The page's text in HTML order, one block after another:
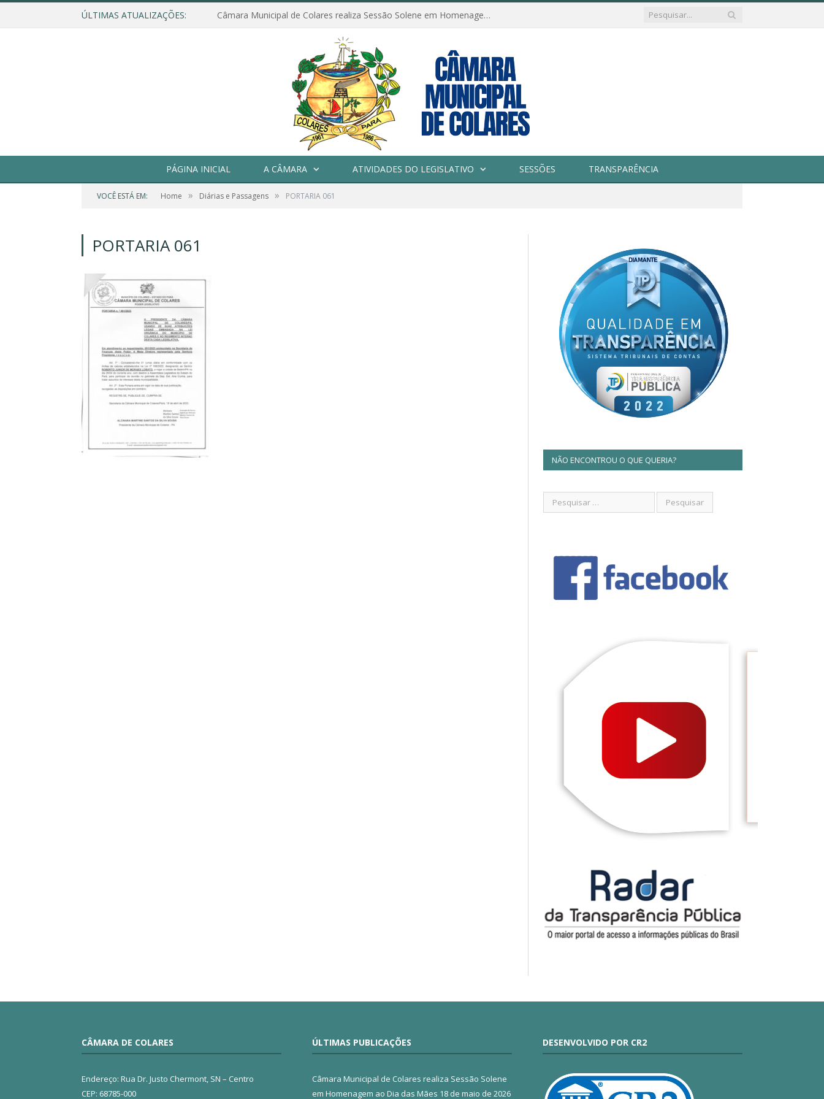
ÚLTIMAS ATUALIZAÇÕES: Câmara Municipal de Colares realiza Sessão Solene em Homenagem ao Dia das Mães
PÁGINA INICIAL A CÂMARA ATIVIDADES DO LEGISLATIVO SESSÕES TRANSPARÊNCIA
VOCÊ ESTÁ EM: Home » Diárias e Passagens » PORTARIA 061
PORTARIA 061
NÃO ENCONTROU O QUE QUERIA?
CÂMARA DE COLARES
Endereço: Rua Dr. Justo Chermont, SN – Centro
CEP: 68785-000
ÚLTIMAS PUBLICAÇÕES
Câmara Municipal de Colares realiza Sessão Solene
em Homenagem ao Dia das Mães 18 de maio de 2026
DESENVOLVIDO POR CR2